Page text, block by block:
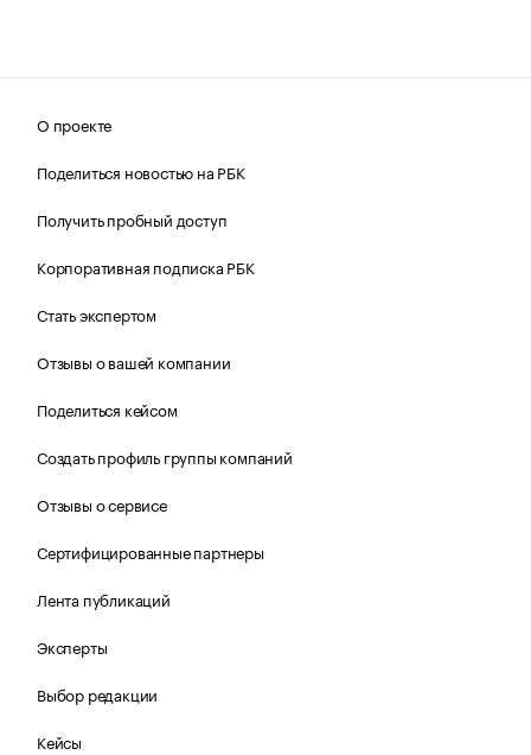
О проекте
Поделиться новостью на РБК
Получить пробный доступ
Корпоративная подписка РБК
Стать экспертом
Отзывы о вашей компании
Поделиться кейсом
Создать профиль группы компаний
Отзывы о сервисе
Сертифицированные партнеры
Лента публикаций
Эксперты
Выбор редакции
Кейсы